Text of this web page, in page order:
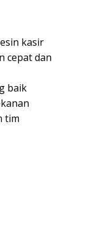
kasir
cepat dan
baik
tim